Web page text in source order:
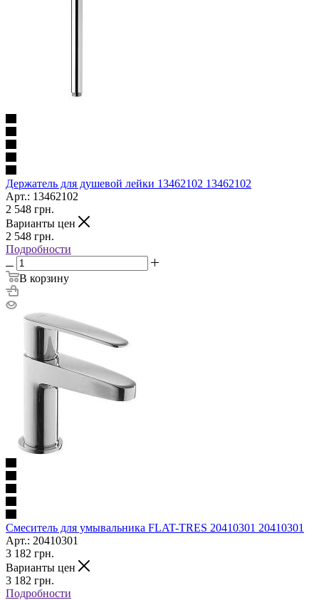
Держатель для душевой лейки 13462102 13462102
Арт.: 13462102
2 548 грн.
Варианты цен
2 548 грн.
Подробности
В корзину
Смеситель для умывальника FLAT-TRES 20410301 20410301
Арт.: 20410301
3 182 грн.
Варианты цен
3 182 грн.
Подробности